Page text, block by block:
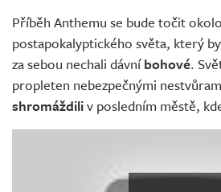
Příběh Anthemu se bude točit
postapokalyptického světa, který
za sebou nechali dávníbohové.
propleten nebezpečnými
shromáždiliv posledním městě,